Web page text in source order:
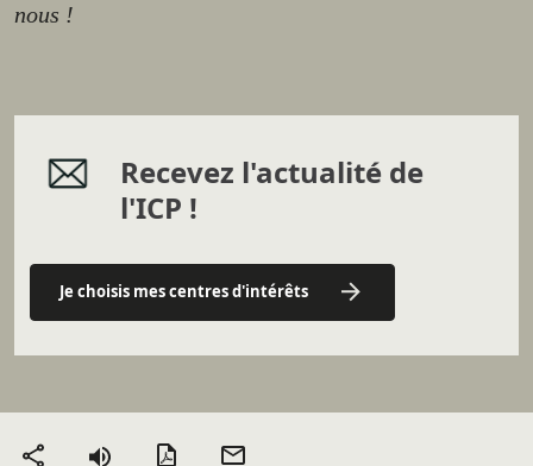
nous !
Recevez l'actualité de
l'ICP !
Je choisis mes centres d'intérêts
Partager Version PDF